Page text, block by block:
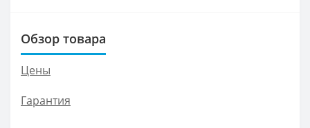
Обзор товара
Цены
Гарантия